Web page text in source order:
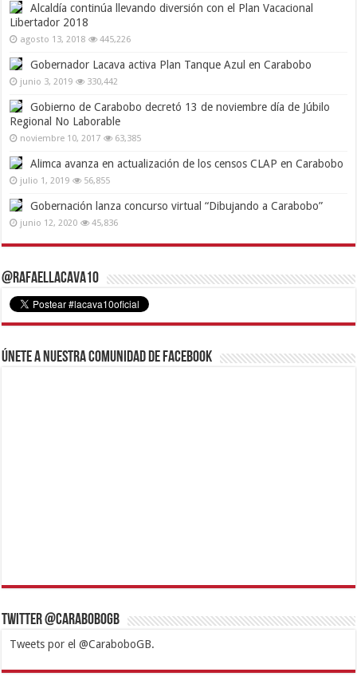
Alcaldía continúa llevando diversión con el Plan Vacacional
Libertador 2018
agosto 13, 2018 445,226
Gobernador Lacava activa Plan Tanque Azul en Carabobo
junio 3, 2019 330,442
Gobierno de Carabobo decretó 13 de noviembre día de Júbilo
Regional No Laborable
noviembre 10, 2017 63,385
Alimca avanza en actualización de los censos CLAP en Carabobo
julio 1, 2019 56,855
Gobernación lanza concurso virtual “Dibujando a Carabobo”
junio 12, 2020 45,836
@RafaelLacava10
Únete a nuestra comunidad de Facebook
Twitter @CaraboboGB
Tweets por el @CaraboboGB.
1xbetBetturkeyBetistKralbetSupertotobetTipobetMatadorbetMariobet
https://mvbcasino.com/